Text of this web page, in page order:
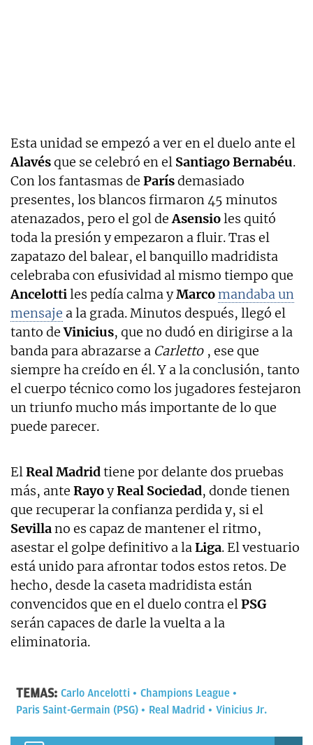
Esta unidad se empezó a ver en el duelo ante el
Alavésque se celebró en el Santiago Bernabéu.
Con los fantasmas de Parísdemasiado
presentes, los blancos firmaron 45 minutos
atenazados, pero el gol deAsensioles quitó
toda la presión y empezaron a fluir. Tras el
zapatazo del balear, el banquillo madridista
celebraba con efusividad al mismo tiempo que
Ancelottiles pedía calma yMarcomandaba un
mensaje a la grada. Minutos después, llegó el
tanto deVinicius, que no dudó en dirigirse a la
banda para abrazarse a Carletto , ese que
siempre ha creído en él. Y a la conclusión, tanto
el cuerpo técnico como los jugadores festejaron
un triunfo mucho más importante de lo que
puede parecer.
ElReal Madridtiene por delante dos pruebas
más, ante RayoyReal Sociedad, donde tienen
que recuperar la confianza perdida y, si el
Sevillano es capaz de mantener el ritmo,
asestar el golpe definitivo a laLiga. El vestuario
está unido para afrontar todos estos retos. De
hecho, desde la caseta madridista están
convencidos que en el duelo contra elPSG
serán capaces de darle la vuelta a la
eliminatoria.
TEMAS: Carlo Ancelotti
Champions League
Paris Saint-Germain (PSG)
Real Madrid Vinicius Jr.